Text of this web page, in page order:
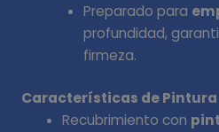
Preparado para
profundidad,
firmeza.
Características de Pintura
Recubrimiento con